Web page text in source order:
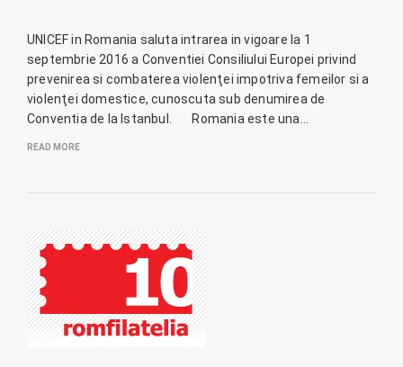
UNICEF in Romania saluta intrarea in vigoare la 1
septembrie 2016 a Conventiei Consiliului Europei privind
prevenirea si combaterea violenţei impotriva femeilor si a
violenţei domestice, cunoscuta sub denumirea de
Conventia de la Istanbul. Romania este una…
READ MORE